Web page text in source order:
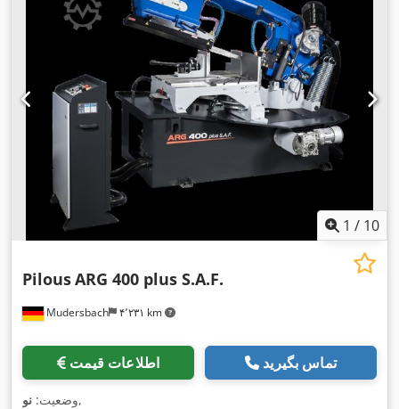
1 / 10
Mudersbach ۴٬۲۳۱ km
PilousARG 400 plus S.A.F.
اطلاعات قیمت تماس بگیرید
وضعیت: نو ,